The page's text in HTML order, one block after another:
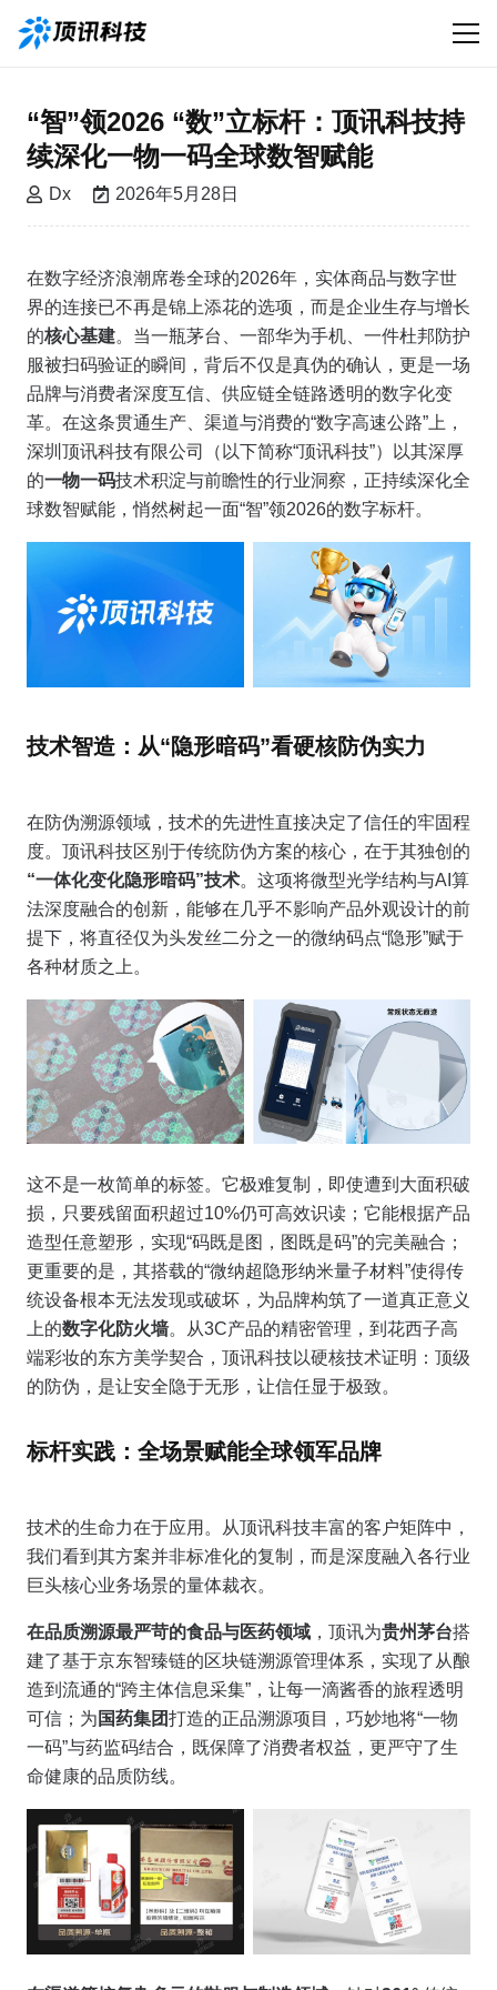
“智”领2026 “数”立标杆：顶讯科技持
续深化一物一码全球数智赋能
Dx 2026年5月28日
在数字经济浪潮席卷全球的2026年，实体商品与数字世
界的连接已不再是锦上添花的选项，而是企业生存与增长
的核心基建。当一瓶茅台、一部华为手机、一件杜邦防护
服被扫码验证的瞬间，背后不仅是真伪的确认，更是一场
品牌与消费者深度互信、供应链全链路透明的数字化变
革。在这条贯通生产、渠道与消费的“数字高速公路”上，
深圳顶讯科技有限公司（以下简称“顶讯科技”）以其深厚
的一物一码技术积淀与前瞻性的行业洞察，正持续深化全
球数智赋能，悄然树起一面“智”领2026的数字标杆。
技术智造：从“隐形暗码”看硬核防伪实力
在防伪溯源领域，技术的先进性直接决定了信任的牢固程
度。顶讯科技区别于传统防伪方案的核心，在于其独创的
“一体化变化隐形暗码”技术。这项将微型光学结构与AI算
法深度融合的创新，能够在几乎不影响产品外观设计的前
提下，将直径仅为头发丝二分之一的微纳码点“隐形”赋于
各种材质之上。
这不是一枚简单的标签。它极难复制，即使遭到大面积破
损，只要残留面积超过10%仍可高效识读；它能根据产品
造型任意塑形，实现“码既是图，图既是码”的完美融合；
更重要的是，其搭载的“微纳超隐形纳米量子材料”使得传
统设备根本无法发现或破坏，为品牌构筑了一道真正意义
上的数字化防火墙。从3C产品的精密管理，到花西子高
端彩妆的东方美学契合，顶讯科技以硬核技术证明：顶级
的防伪，是让安全隐于无形，让信任显于极致。
标杆实践：全场景赋能全球领军品牌
技术的生命力在于应用。从顶讯科技丰富的客户矩阵中，
我们看到其方案并非标准化的复制，而是深度融入各行业
巨头核心业务场景的量体裁衣。
在品质溯源最严苛的食品与医药领域 ，顶讯为贵州茅台搭
建了基于京东智臻链的区块链溯源管理体系，实现了从酿
造到流通的“跨主体信息采集”，让每一滴酱香的旅程透明
可信；为 国药集团打造的正品溯源项目，巧妙地将“一物
一码”与药监码结合，既保障了消费者权益，更严守了生
命健康的品质防线。